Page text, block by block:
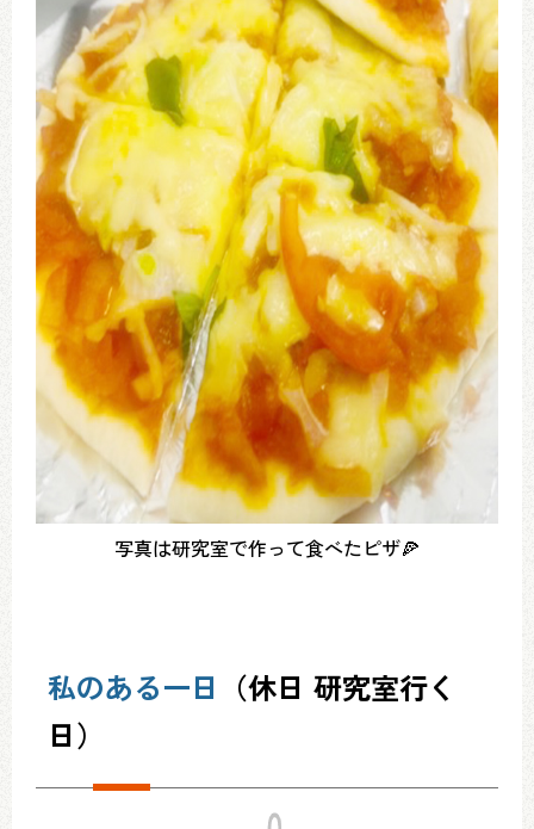
写真は研究室で作って食べたピザ🍕
私のある一日 （休日 研究室行く
日）